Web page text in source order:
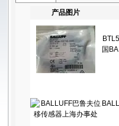
产品图片
国